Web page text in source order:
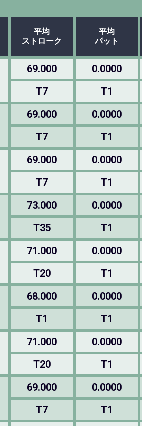
平均
ストローク
平均
パット
69.000 0.0000
T7
T1
69.000 0.0000
T7
T1
69.000 0.0000
T7
T1
73.000 0.0000
T35
T1
71.000 0.0000
T20
T1
68.000 0.0000
T1
T1
71.000 0.0000
T20
T1
69.000 0.0000
T7
T1